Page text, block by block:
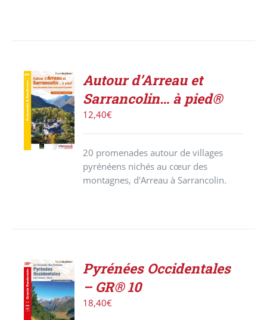
ACHETER
LE
PRODUIT
/
DÉTAILS
Autour d’Arreau et
Sarrancolin… à pied®
12,40€
20 promenades autour de villages
pyrénéens nichés au cœur des
montagnes, d'Arreau à Sarrancolin.
ACHETER
LE
PRODUIT
/
Pyrénées Occidentales
– GR® 10
18,40€